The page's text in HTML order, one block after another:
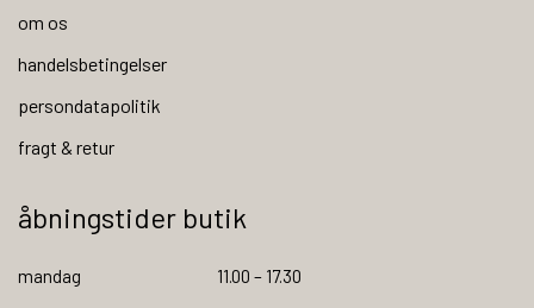
om os
handelsbetingelser
persondatapolitik
fragt & retur
åbningstider butik
mandag
11.00 – 17.30